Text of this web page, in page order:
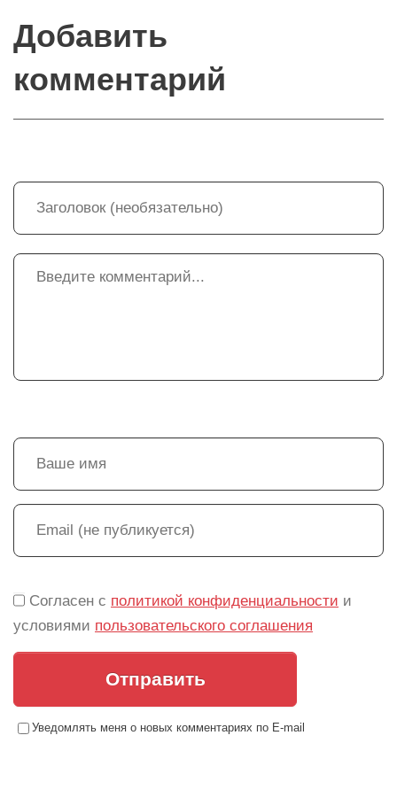
Добавить
комментарий
Согласен с политикой конфиденциальности и
условиями пользовательского соглашения
Отправить
Уведомлять меня о новых комментариях по E-mail